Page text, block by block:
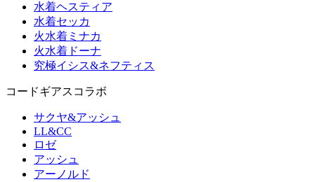
水着ヘスティア
水着セッカ
火水着ミナカ
火水着ドーナ
究極イシス&ネフティス
コードギアスコラボ
サクヤ&アッシュ
LL&CC
ロゼ
アッシュ
アーノルド